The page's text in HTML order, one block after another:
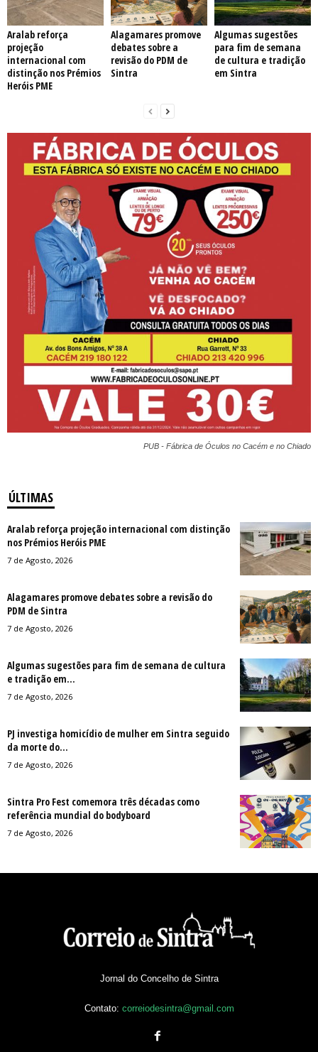
Aralab reforça
projeção
internacional com
distinção nos Prémios
Heróis PME
Alagamares promove
debates sobre a
revisão do PDM de
Sintra
Algumas sugestões
para fim de semana
de cultura e tradição
em Sintra
PUB - Fábrica de Óculos no Cacém e no Chiado
ÚLTIMAS
Aralab reforça projeção internacional com distinção
nos Prémios Heróis PME
7 de Agosto, 2026
Alagamares promove debates sobre a revisão do
PDM de Sintra
7 de Agosto, 2026
Algumas sugestões para fim de semana de cultura
e tradição em...
7 de Agosto, 2026
PJ investiga homicídio de mulher em Sintra seguido
da morte do...
7 de Agosto, 2026
Sintra Pro Fest comemora três décadas como
referência mundial do bodyboard
7 de Agosto, 2026
Jornal do Concelho de Sintra
Contato: correiodesintra@gmail.com